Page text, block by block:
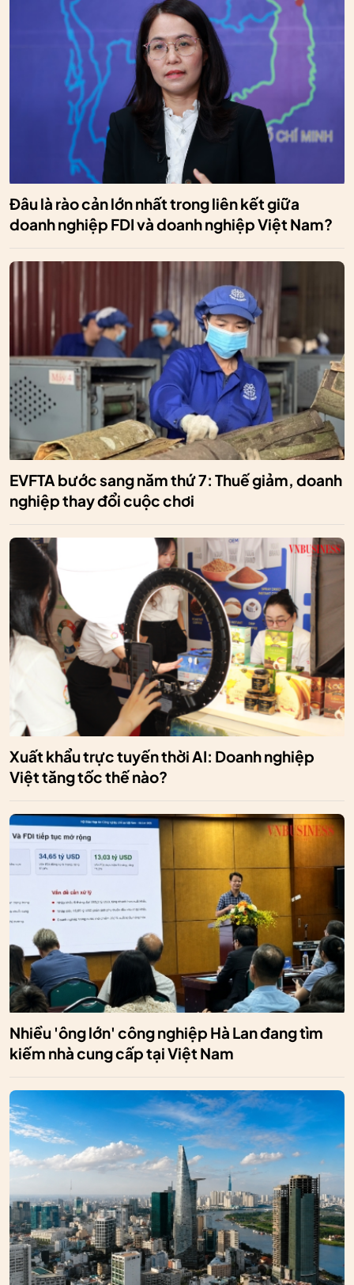
Đâu là rào cản lớn nhất trong liên kết giữa
doanh nghiệp FDI và doanh nghiệp Việt Nam?
EVFTA bước sang năm thứ 7: Thuế giảm, doanh
nghiệp thay đổi cuộc chơi
Xuất khẩu trực tuyến thời AI: Doanh nghiệp
Việt tăng tốc thế nào?
Nhiều 'ông lớn' công nghiệp Hà Lan đang tìm
kiếm nhà cung cấp tại Việt Nam